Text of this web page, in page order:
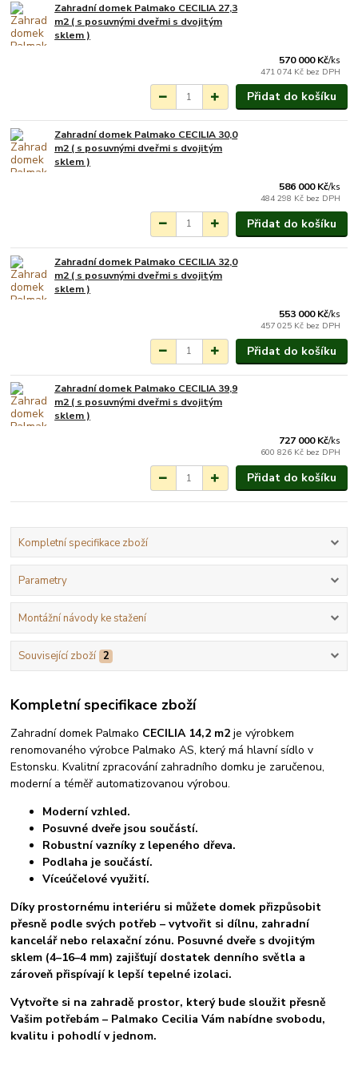
Zahradní domek Palmako CECILIA 27,3
m2 ( s posuvnými dveřmi s dvojitým
sklem )
570 000 Kč/ks
471 074 Kč bez DPH
Přidat do košíku
Zahradní domek Palmako CECILIA 30,0
m2 ( s posuvnými dveřmi s dvojitým
sklem )
586 000 Kč/ks
484 298 Kč bez DPH
Přidat do košíku
Zahradní domek Palmako CECILIA 32,0
m2 ( s posuvnými dveřmi s dvojitým
sklem )
553 000 Kč/ks
457 025 Kč bez DPH
Přidat do košíku
Zahradní domek Palmako CECILIA 39,9
m2 ( s posuvnými dveřmi s dvojitým
sklem )
727 000 Kč/ks
600 826 Kč bez DPH
Přidat do košíku
Kompletní specifikace zboží
Parametry
Montážní návody ke stažení
Související zboží 2
Kompletní specifikace zboží
Zahradní domek Palmako CECILIA 14,2 m2je výrobkem
renomovaného výrobce Palmako AS, který má hlavní sídlo v
Estonsku. Kvalitní zpracování zahradního domku je zaručenou,
moderní a téměř automatizovanou výrobou.
Moderní vzhled.
Posuvné dveře jsou součástí.
Robustní vazníky z lepeného dřeva.
Podlaha je součástí.
Víceúčelové využití.
Díky prostornému interiéru si můžete domek přizpůsobit
přesně podle svých potřeb – vytvořit si dílnu, zahradní
kancelář nebo relaxační zónu. Posuvné dveře s dvojitým
sklem (4–16–4 mm) zajišťují dostatek denního světla a
zároveň přispívají k lepší tepelné izolaci.
Vytvořte si na zahradě prostor, který bude sloužit přesně
Vašim potřebám – Palmako Cecilia Vám nabídne svobodu,
kvalitu i pohodlí v jednom.